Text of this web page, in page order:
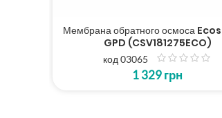
Мембрана обратного осмоса
GPD (CSV181275ECO)
код 03065
1 329грн